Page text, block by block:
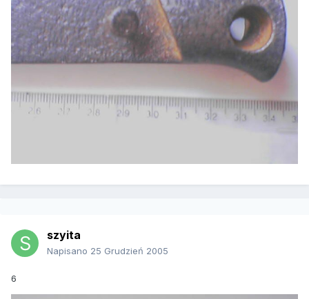
szyita
Napisano 25 Grudzień 2005
6